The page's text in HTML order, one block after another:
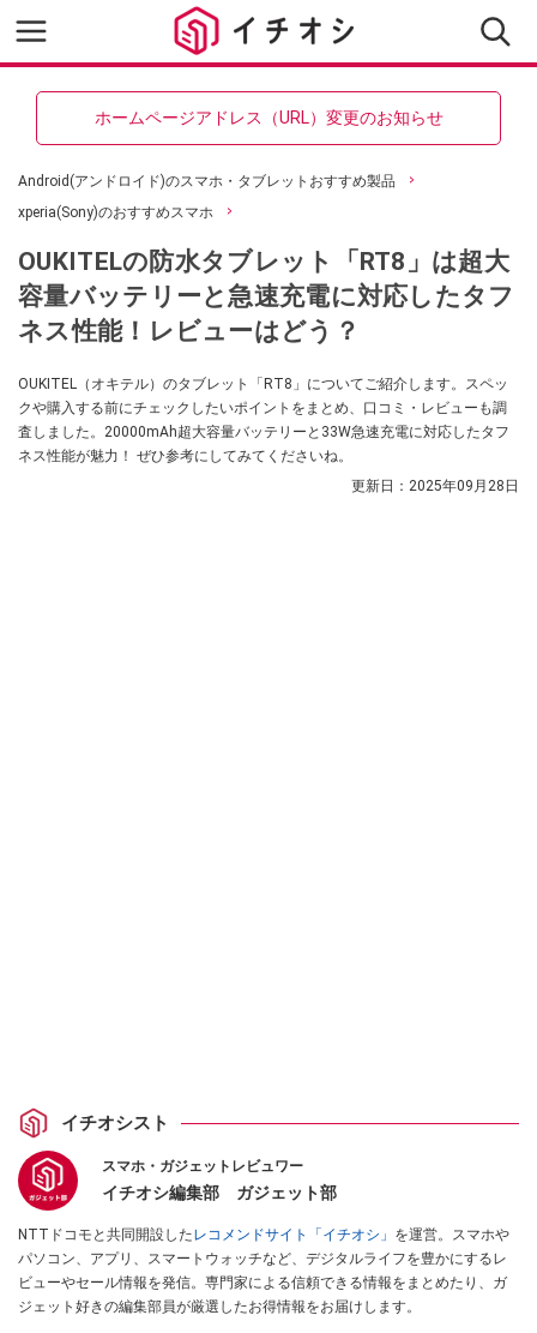
ホームページアドレス（URL）変更のお知らせ
Android(アンドロイド)のスマホ・タブレットおすすめ製品
xperia(Sony)のおすすめスマホ
OUKITELの防水タブレット「RT8」は超大
容量バッテリーと急速充電に対応したタフ
ネス性能！レビューはどう？
OUKITEL（オキテル）のタブレット「RT8」についてご紹介します。スペッ
クや購入する前にチェックしたいポイントをまとめ、口コミ・レビューも調
査しました。20000mAh超大容量バッテリーと33W急速充電に対応したタフ
ネス性能が魅力！ ぜひ参考にしてみてくださいね。
更新日： 2025年09月28日
イチオシスト
スマホ・ガジェットレビュワー
イチオシ編集部 ガジェット部
NTTドコモと共同開設したレコメンドサイト「イチオシ」 を運営。スマホや
パソコン、アプリ、スマートウォッチなど、デジタルライフを豊かにするレ
ビューやセール情報を発信。専門家による信頼できる情報をまとめたり、ガ
ジェット好きの編集部員が厳選したお得情報をお届けします。